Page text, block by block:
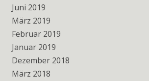
Juni 2019
März 2019
Februar 2019
Januar 2019
Dezember 2018
März 2018